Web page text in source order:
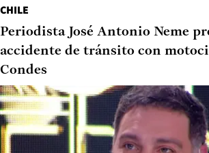
CHILE
Periodista José Antonio Neme
accidente de tránsito con
Condes